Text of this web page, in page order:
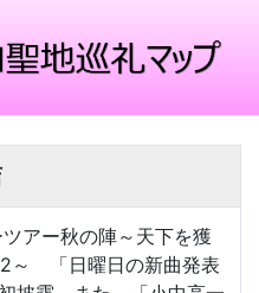
アー秋の陣～天下を獲
～ 「日曜日の新曲発表